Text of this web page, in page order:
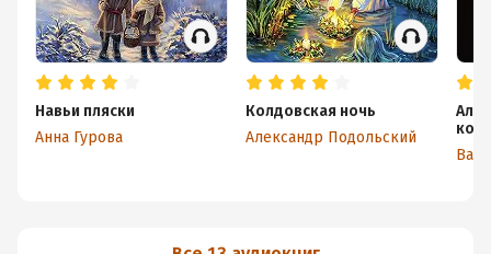
Навьи пляски
Анна Гурова
Колдовская ночь
Александр Подольский